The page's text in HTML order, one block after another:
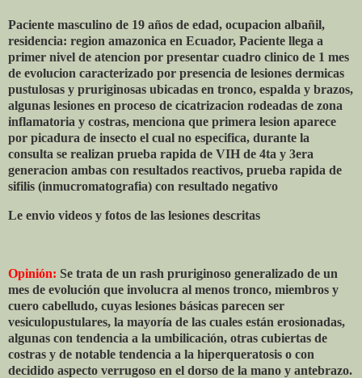
Paciente masculino de 19 años de edad, ocupacion albañil,
residencia: region amazonica en Ecuador, Paciente llega a
primer nivel de atencion por presentar cuadro clinico de 1 mes
de evolucion caracterizado por presencia de lesiones dermicas
pustulosas y pruriginosas ubicadas en tronco, espalda y brazos,
algunas lesiones en proceso de cicatrizacion rodeadas de zona
inflamatoria y costras, menciona que primera lesion aparece
por picadura de insecto el cual no especifica, durante la
consulta se realizan prueba rapida de VIH de 4ta y 3era
generacion ambas con resultados reactivos, prueba rapida de
sifilis (inmucromatografia) con resultado negativo
Le envio videos y fotos de las lesiones descritas
Opinión: Se trata de un rash pruriginoso generalizado de un
mes de evolución que involucra al menos tronco, miembros y
cuero cabelludo, cuyas lesiones básicas parecen ser
vesiculopustulares, la mayoría de las cuales están erosionadas,
algunas con tendencia a la umbilicación, otras cubiertas de
costras y de notable tendencia a la hiperqueratosis o con
decidido aspecto verrugoso en el dorso de la mano y antebrazo.